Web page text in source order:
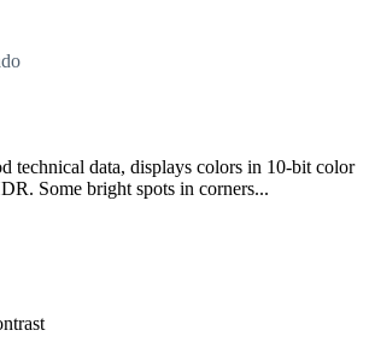
technical data, displays colors in 10-bit color
Some bright spots in corners...